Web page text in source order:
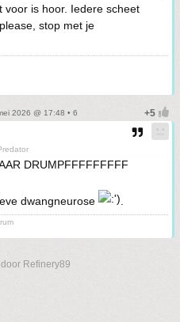
voor is hoor. Iedere scheet
stop met je
2026 @ 17:48 • 6
DRUMPFFFFFFFFF
dwangneurose
Refinery89